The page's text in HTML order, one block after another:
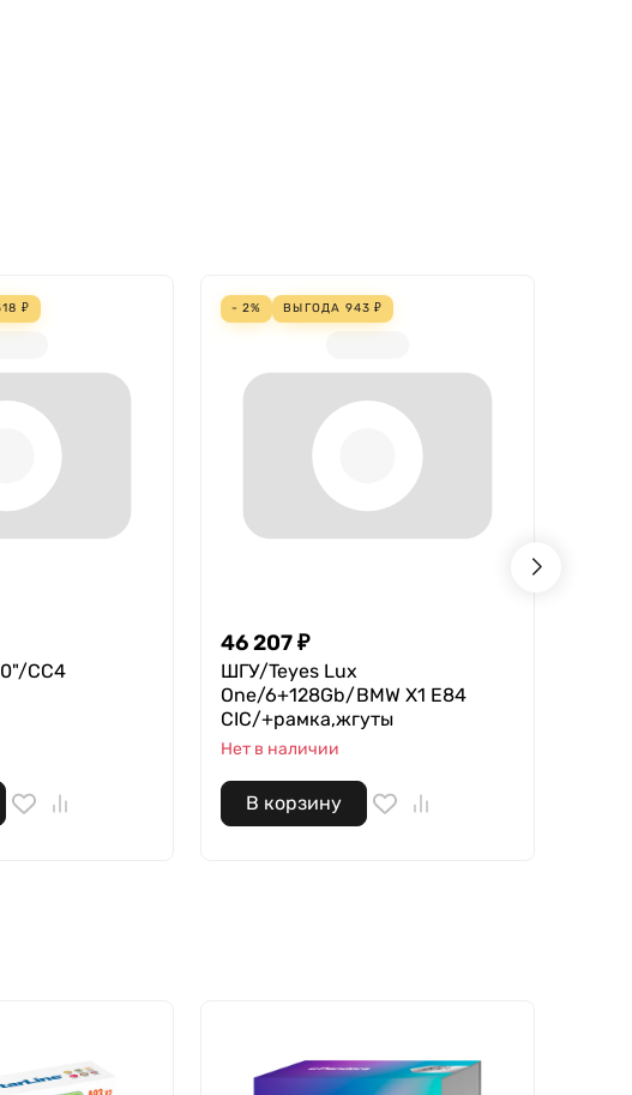
₽
CC4
- 2% ВЫГОДА 943 ₽
46 207₽
ШГУ/Teyes Lux
One/6+128Gb/BMW X1 E84
CIC/+рамка,жгуты
Нет в наличии
В корзину